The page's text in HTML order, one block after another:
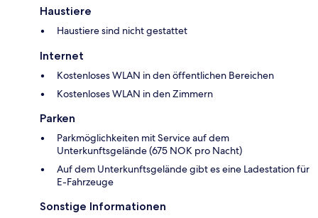
Haustiere
Haustiere sind nicht gestattet
Internet
Kostenloses WLAN in den öffentlichen Bereichen
Kostenloses WLAN in den Zimmern
Parken
Parkmöglichkeiten mit Service auf dem
Unterkunftsgelände (675 NOK pro Nacht)
Auf dem Unterkunftsgelände gibt es eine Ladestation für
E-Fahrzeuge
Sonstige Informationen